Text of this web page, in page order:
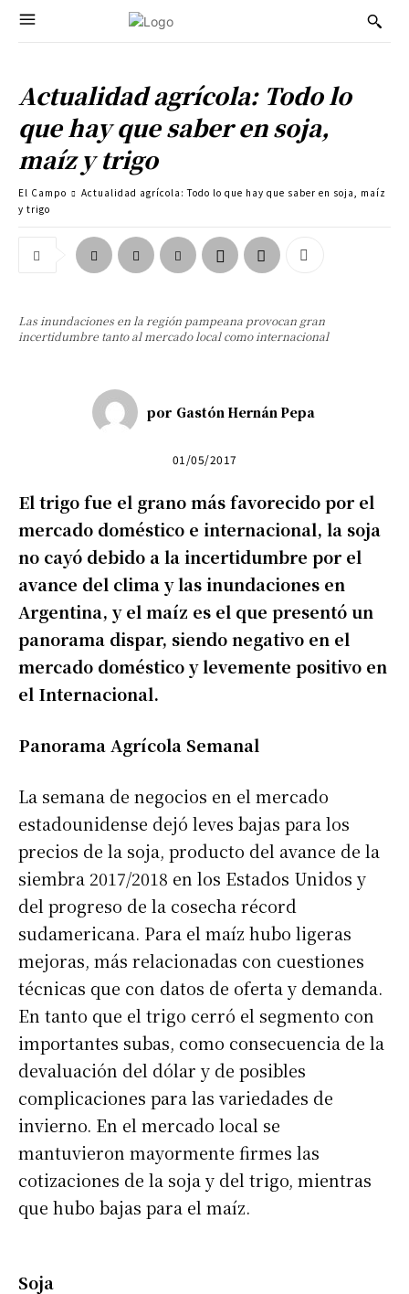
Actualidad agrícola: Todo lo
que hay que saber en soja,
maíz y trigo
El Campo
Actualidad agrícola: Todo lo que hay que saber en soja, maíz
y trigo
Las inundaciones en la región pampeana provocan gran
incertidumbre tanto al mercado local como internacional
por Gastón Hernán Pepa
01/05/2017
El trigo fue el grano más favorecido por el
mercado doméstico e internacional, la soja
no cayó debido a la incertidumbre por el
avance del clima y las inundaciones en
Argentina, y el maíz es el que presentó un
panorama dispar, siendo negativo en el
mercado doméstico y levemente positivo en
el Internacional.
Panorama Agrícola Semanal
La semana de negocios en el mercado
estadounidense dejó leves bajas para los
precios de la soja, producto del avance de la
siembra 2017/2018 en los Estados Unidos y
del progreso de la cosecha récord
sudamericana. Para el maíz hubo ligeras
mejoras, más relacionadas con cuestiones
técnicas que con datos de oferta y demanda.
En tanto que el trigo cerró el segmento con
importantes subas, como consecuencia de la
devaluación del dólar y de posibles
complicaciones para las variedades de
invierno. En el mercado local se
mantuvieron mayormente firmes las
cotizaciones de la soja y del trigo, mientras
que hubo bajas para el maíz.
Soja